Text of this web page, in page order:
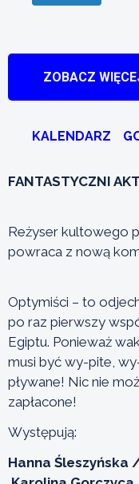
ZOBACZ
KALENDARZ
FANTASTYCZNI
Reżyser kultowego
powraca z nową
Optymiści – to
po raz pierwszy
Egiptu. Ponieważ
musi być wy-pite,
pływane! Nic nie
zapłacone!
Występują:
Hanna